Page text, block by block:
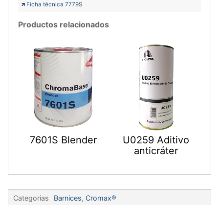
🡽 Ficha técnica 7779S
Productos relacionados
7601S Blender
U0259 Aditivo
anticráter
Categorias Barnices, Cromax®